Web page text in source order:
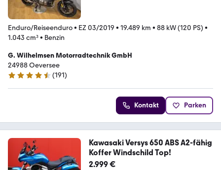
Enduro/Reiseenduro• EZ 03/2019 • 19.489 km • 88 kW (120 PS) •
1.043 cm³• Benzin
G. Wilhelmsen Motorradtechnik GmbH
24988 Oeversee
4.6 Sterne
(191)
Kontakt Parken
Kawasaki Versys 650 ABS A2-fähig
Koffer Windschild Top!
2.999 €